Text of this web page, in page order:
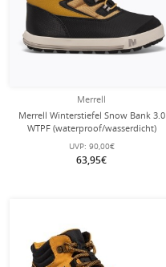
Merrell
Merrell Winterstiefel Snow Bank 3.0
WTPF (waterproof/wasserdicht)
hellbraun Kinder
UVP: 90,00€
63,95€